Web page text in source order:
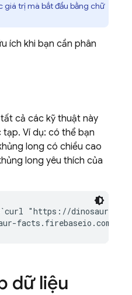
giá trị mà bắt đầu bằng chữ
ích khi bạn cần phân
cả các kỹ thuật này
Ví dụ: có thể bạn
long có chiều cao
long yêu thích của
"https://
dữ liệu